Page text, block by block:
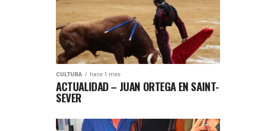
CULTURA hace 1 mes
ACTUALIDAD – JUAN ORTEGA EN SAINT-
SEVER